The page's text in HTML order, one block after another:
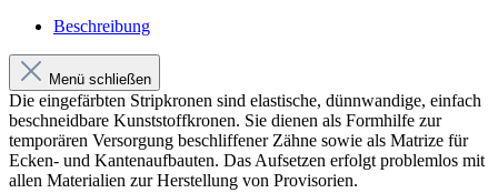
Beschreibung
Menü schließen
Die eingefärbten Stripkronen sind elastische, dünnwandige, einfach
beschneidbare Kunststoffkronen. Sie dienen als Formhilfe zur
temporären Versorgung beschliffener Zähne sowie als Matrize für
Ecken- und Kantenaufbauten. Das Aufsetzen erfolgt problemlos mit
allen Materialien zur Herstellung von Provisorien.